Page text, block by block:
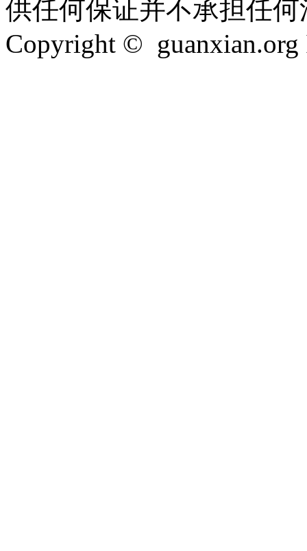
供任何保证并不承担任
Copyright © guanxian.org